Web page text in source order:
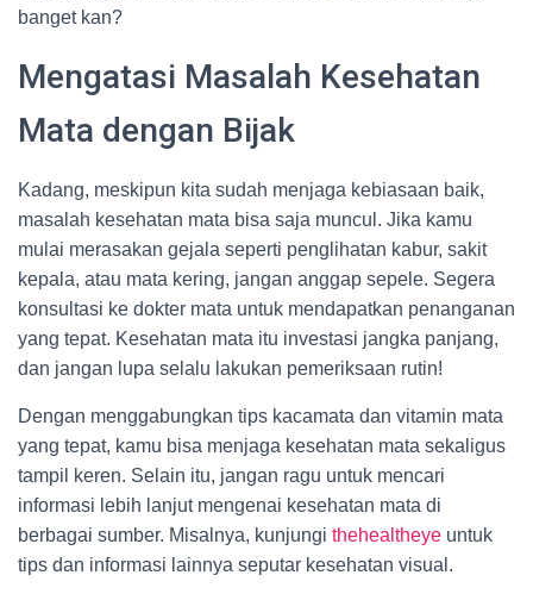
banget kan?
Mengatasi Masalah Kesehatan
Mata dengan Bijak
Kadang, meskipun kita sudah menjaga kebiasaan baik,
masalah kesehatan mata bisa saja muncul. Jika kamu
mulai merasakan gejala seperti penglihatan kabur, sakit
kepala, atau mata kering, jangan anggap sepele. Segera
konsultasi ke dokter mata untuk mendapatkan penanganan
yang tepat. Kesehatan mata itu investasi jangka panjang,
dan jangan lupa selalu lakukan pemeriksaan rutin!
Dengan menggabungkan tips kacamata dan vitamin mata
yang tepat, kamu bisa menjaga kesehatan mata sekaligus
tampil keren. Selain itu, jangan ragu untuk mencari
informasi lebih lanjut mengenai kesehatan mata di
berbagai sumber. Misalnya, kunjungi thehealtheye untuk
tips dan informasi lainnya seputar kesehatan visual.